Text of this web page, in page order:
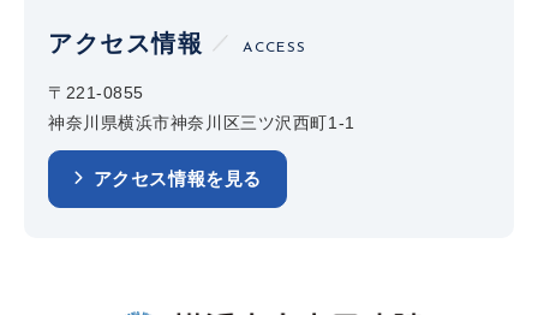
アクセス情報 ACCESS
〒221-0855
神奈川県横浜市神奈川区三ツ沢西町1-1
アクセス情報を見る